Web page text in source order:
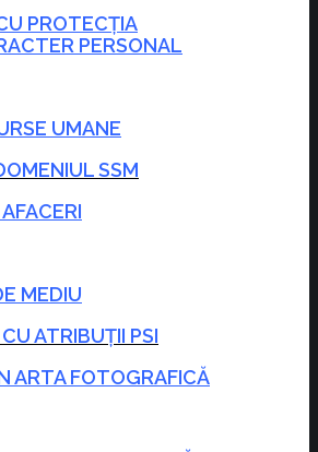
PROTECȚIA
PERSONAL
UMANE
SSM
MEDIU
ATRIBUȚII PSI
ARTA FOTOGRAFICĂ